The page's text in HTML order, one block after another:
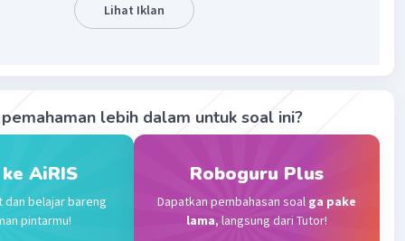
·0.0(0) Balas
Lihat Iklan
lebih dalam untuk soal ini?
AiRIS
dan belajar bareng
pintarmu!
Roboguru Plus
Dapatkan pembahasan soal ga pake
lama, langsung dari Tutor!